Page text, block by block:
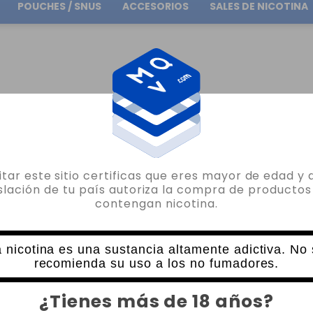
este sitio certificas que eres mayor de edad y
de tu país autoriza la compra de productos
contengan nicotina.
nicotina es una sustancia altamente adictiva. No
recomienda su uso a los no fumadores.
¿Tienes más de 18 años?
Envío gratuito en pedidos superiores a 30.00€
POUCHES / SNUS ACCESORIOS SALES DE NICOTINA
AROMAS BUBBLE ISLAND MELON & STRAWBERRY
BUBBLE ISLAND
MELON & STRAWBERRY 30ML BUBBLE
5 VALORACIONES
16,35€
CANTIDAD
- +